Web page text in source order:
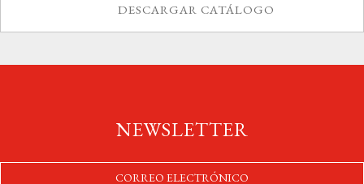
DESCARGAR CATÁLOGO
NEWSLETTER